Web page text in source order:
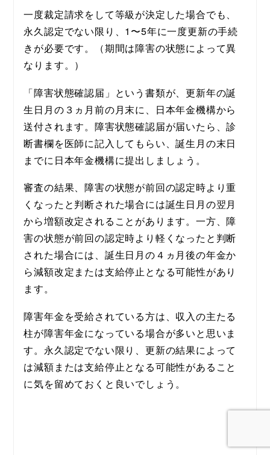
一度裁定請求をして等級が決定した場合でも、
永久認定でない限り、1〜5年に一度更新の手続
きが必要です。（期間は障害の状態によって異
なります。）
「障害状態確認届」という書類が、更新年の誕
生日月の３ヵ月前の月末に、日本年金機構から
送付されます。障害状態確認届が届いたら、診
断書欄を医師に記入してもらい、誕生月の末日
までに日本年金機構に提出しましょう。
審査の結果、障害の状態が前回の認定時より重
くなったと判断された場合には誕生日月の翌月
から増額改定されることがあります。一方、障
害の状態が前回の認定時より軽くなったと判断
された場合には、誕生日月の４ヵ月後の年金か
ら減額改定または支給停止となる可能性があり
ます。
障害年金を受給されている方は、収入の主たる
柱が障害年金になっている場合が多いと思いま
す。永久認定でない限り、更新の結果によって
は減額または支給停止となる可能性があること
に気を留めておくと良いでしょう。